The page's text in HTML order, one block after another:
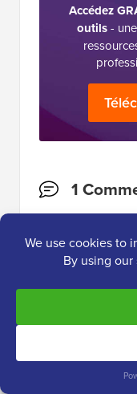
Accédez
outils-
Interactions
des
lecteurs
1
Rizwan Elahi
18 nov. 2023 à
Je viens de
recherche